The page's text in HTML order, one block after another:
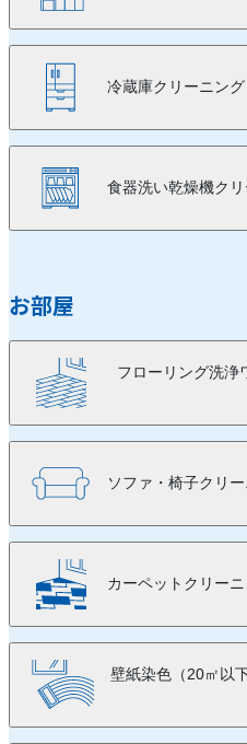
冷蔵庫クリーニング
食器洗い乾燥機ク
お部屋
フローリング洗浄
ソファ・椅子クリ
カーペットクリー
壁紙染色（20㎡以